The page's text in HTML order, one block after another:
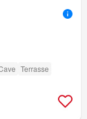
Terrasse